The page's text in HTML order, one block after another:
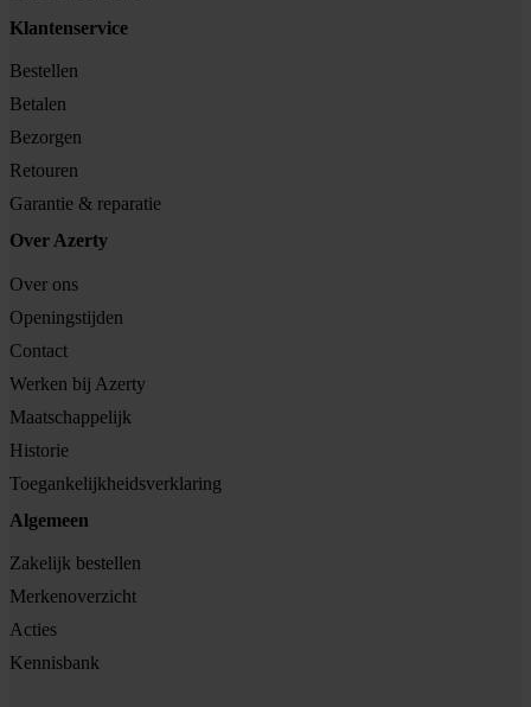
Klantenservice
Bestellen
Betalen
Bezorgen
Retouren
Garantie & reparatie
Over Azerty
Over ons
Openingstijden
Contact
Werken bij Azerty
Maatschappelijk
Historie
Toegankelijkheidsverklaring
Algemeen
Zakelijk bestellen
Merkenoverzicht
Acties
Kennisbank